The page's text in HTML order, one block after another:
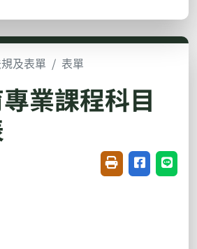
及表單 表單
業課程科目
友善列印(開新視
分享至臉書
分享